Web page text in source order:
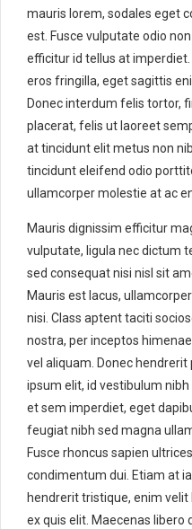
mauris lorem, sodales eget
est. Fusce vulputate odio
efficitur id tellus at
eros fringilla, eget sagittis
Donec interdum felis tortor,
placerat, felis ut laoreet
at tincidunt elit metus non
tincidunt eleifend odio
ullamcorper molestie at ac
Mauris dignissim efficitur
vulputate, ligula nec dictum
sed consequat nisi nisl sit
Mauris est lacus,
nisi. Class aptent taciti
nostra, per inceptos
vel aliquam. Donec
ipsum elit, id vestibulum
et sem imperdiet, eget
feugiat nibh sed magna
Fusce rhoncus sapien
condimentum dui. Etiam at
hendrerit tristique, enim
ex quis elit. Maecenas libero